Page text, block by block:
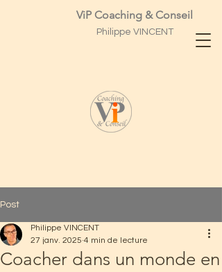
ViP Coaching & Conseil
Philippe VINCENT
Post
Coacher dans un monde en
Philippe VINCENT
27 janv. 2025 4 min de lecture